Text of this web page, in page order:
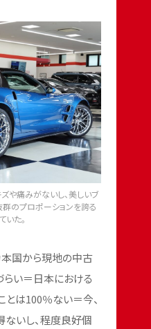
や痛みがないし、美しいブ
群のプロポーションを誇る
た。
本国から現地の中古
い＝日本における
は100％ない＝今、
いし、程度良好個